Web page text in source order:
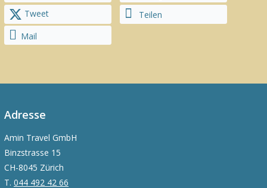
Tweet
Teilen
Mail
Adresse
Amin Travel GmbH
Binzstrasse 15
CH-8045 Zürich
T. 044 492 42 66